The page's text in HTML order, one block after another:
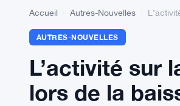
Accueil Autres-Nouvelles
AUTRES-NOUVELLES
L’activité sur
lors de la